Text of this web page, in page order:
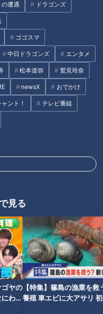
の遭遇 ドラゴンズ
ゴゴスマ
中日ドラゴンズ エンタメ
松本道弥 鷲見玲奈
newsX おでかけ
ント！ テレビ番組
見る
ヤの
わ実
【特集】篠島の漁業を救
養殖 車エビに大アサリ
ーメンの提灯」